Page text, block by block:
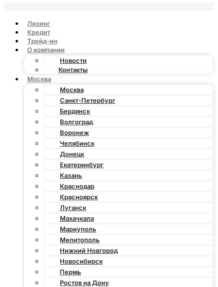
Лизинг
Кредит
Трейд-ин
О компании
Новости
Контакты
Москва
Москва
Санкт-Петербург
Бердянск
Волгоград
Воронеж
Челябинск
Донецк
Екатеринбург
Казань
Краснодар
Красноярск
Луганск
Махачкала
Мариуполь
Мелитополь
Нижний Новгород
Новосибирск
Пермь
Ростов на Дону